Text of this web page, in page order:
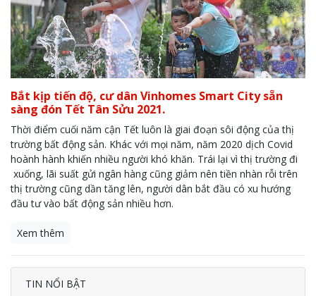
Bắt kịp tiến độ, cư dân Vinhomes Smart City sẵn
sàng đón Tết Tân Sửu 2021.
Thời điểm cuối năm cận Tết luôn là giai đoạn sôi động của thị
trường bất động sản. Khác với mọi năm, năm 2020 dịch Covid
hoành hành khiến nhiều người khó khăn. Trái lại vì thị trường đi
xuống, lãi suất gửi ngân hàng cũng giảm nên tiền nhàn rỗi trên
thị trường cũng dần tăng lên, người dân bắt đầu có xu hướng
đầu tư vào bất động sản nhiều hơn.
Xem thêm
TIN NỔI BẬT